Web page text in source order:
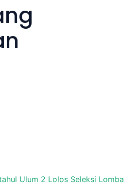
Ulum 2 Lolos Seleksi Lomba